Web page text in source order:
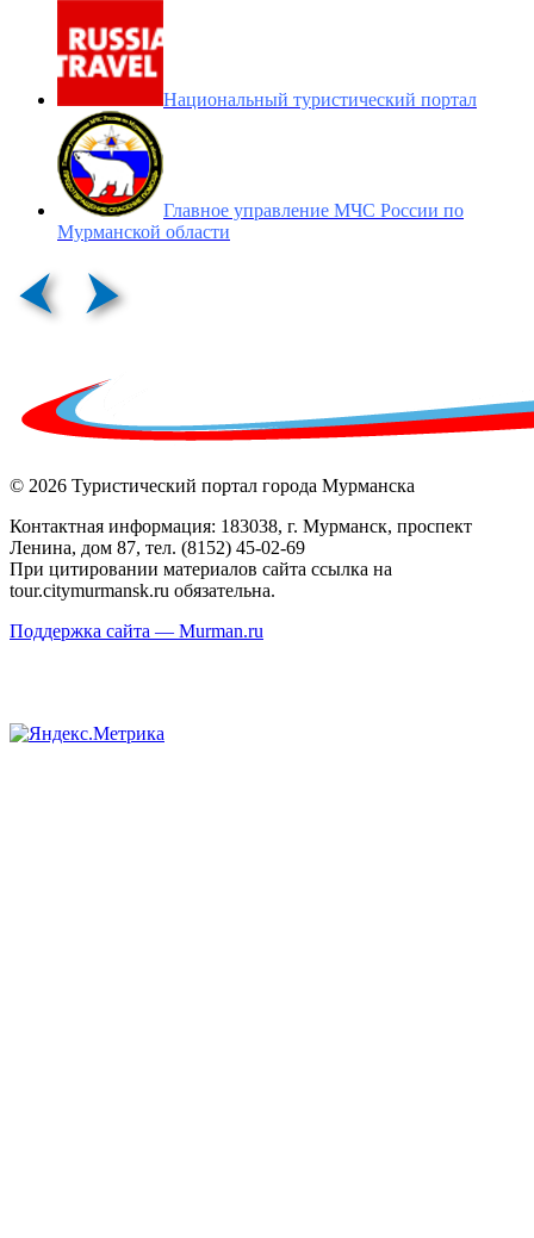
Национальный туристический портал
Главное управление МЧС России по
Мурманской области
© 2026 Туристический портал города Мурманска
Контактная информация: 183038, г. Мурманск, проспект
Ленина, дом 87, тел. (8152) 45-02-69
При цитировании материалов сайта ссылка на
tour.citymurmansk.ru обязательна.
Поддержка сайта — Murman.ru